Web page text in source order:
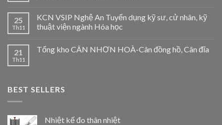
25
Th11
KCN VSIP Nghệ An Tuyển dụng kỹ sư, cử nhân, kỹ
thuật viện ngành Hóa học
21
Th11
Tổng kho CÂN NHƠN HOÀ-Cân đồng hồ, Cân đĩa
BEST SELLERS
Nhiệt kế đo thân nhiệt